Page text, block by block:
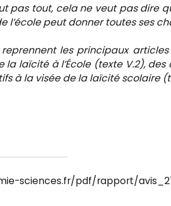
pas tout, cela ne veut pas dire
l’école peut donner toutes ses
reprennent les principaux
la laïcité à l’École (texte V.2),
à la visée de la laïcité scolaire
sciences.fr/pdf/rapport/